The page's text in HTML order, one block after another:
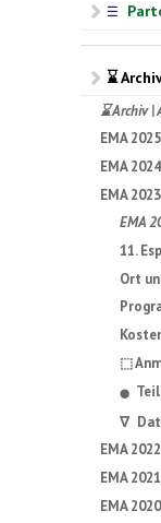
☰
⌛
⌛ Archiv |
EMA 2025
EMA 2024
EMA 2023
EMA
11.
Ort
⬚
⬤
∇
EMA 2022
EMA 2021
EMA 2020